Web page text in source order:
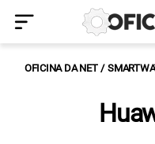
OFICINA DA NET